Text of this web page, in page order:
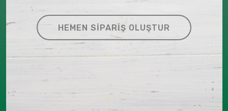
HEMEN SIPARIŞ OLUŞTUR